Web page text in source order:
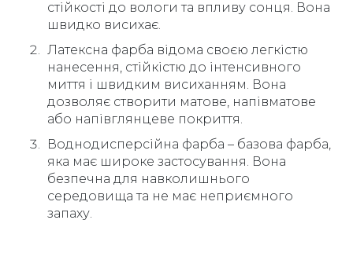
стійкості до вологи та впливу сонця. Вона
швидко висихає.
Латексна фарба відома своєю легкістю
нанесення, стійкістю до інтенсивного
миття і швидким висиханням. Вона
дозволяє створити матове, напівматове
або напівглянцеве покриття.
Воднодисперсійна фарба – базова фарба,
яка має широке застосування. Вона
безпечна для навколишнього
середовища та не має неприємного
запаху.